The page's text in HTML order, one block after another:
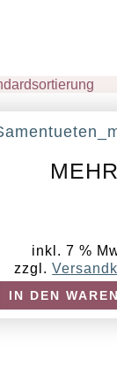
inkl. 7 %
zzgl.
IN DEN